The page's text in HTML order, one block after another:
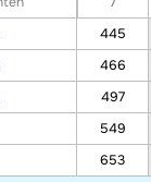
445
466
497
549
653